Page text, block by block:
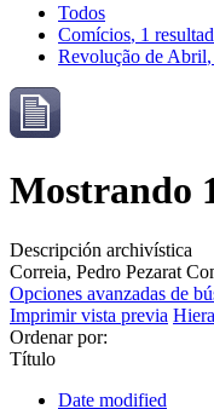
Todos
Comícios, 1
Revolução de Abril
Mostrando
Descripción archivística
Correia, Pedro Pezarat
Opciones avanzadas de
Imprimir vista previa
Ordenar por:
Título
Date modified